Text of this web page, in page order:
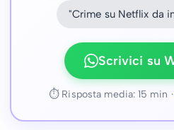
"Crime su Netflix da
Scrivici su
⏱ Risposta media: 15 min ·